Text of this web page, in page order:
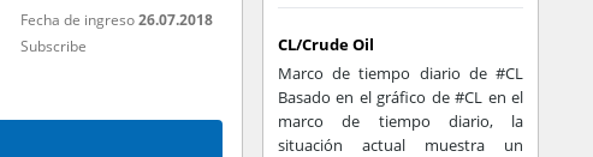
Fecha de ingreso26.07.2018
Subscribe
CL/Crude Oil
Marco de tiempo diario de #CL
Basado en el gráfico de #CL en el
marco de tiempo diario, la
situación actual muestra un